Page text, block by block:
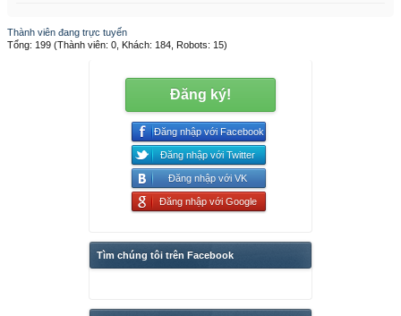
Thành viên đang trực tuyến
Tổng: 199 (Thành viên: 0, Khách: 184, Robots: 15)
Đăng ký!
Đăng nhập với Facebook
Đăng nhập với Twitter
Đăng nhập với VK
Đăng nhập với Google
Tìm chúng tôi trên Facebook